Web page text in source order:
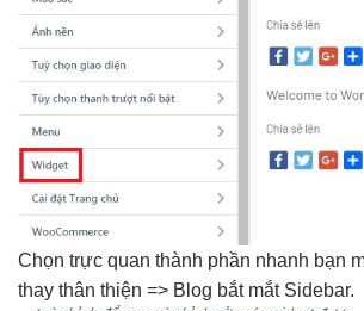
Chọn trực quan thành phần nhanh bạn
thay thân thiện => Blog bắt mắtSidebar.